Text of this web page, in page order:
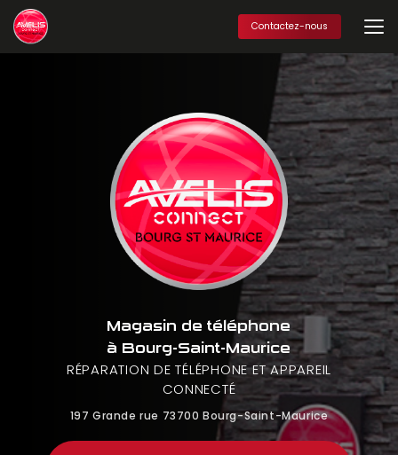
Aller
au
contenu
principal
Contactez-nous
Magasin de téléphone
à Bourg-Saint-Maurice
RÉPARATION DE TÉLÉPHONE ET APPAREIL
CONNECTÉ
197 Grande rue 73700 Bourg-Saint-Maurice